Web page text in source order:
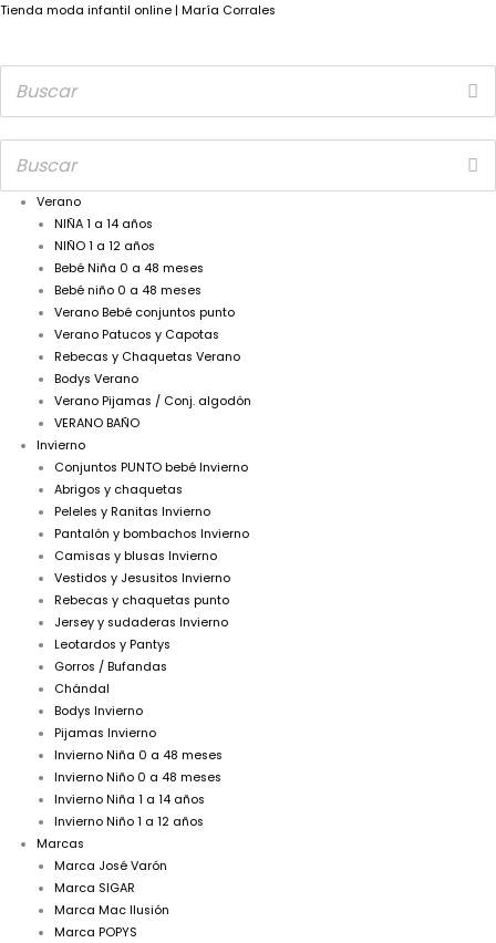
Tienda moda infantil online | María Corrales
Verano
NIÑA 1 a 14 años
NIÑO 1 a 12 años
Bebé Niña 0 a 48 meses
Bebé niño 0 a 48 meses
Verano Bebé conjuntos punto
Verano Patucos y Capotas
Rebecas y Chaquetas Verano
Bodys Verano
Verano Pijamas / Conj. algodón
VERANO BAÑO
Invierno
Conjuntos PUNTO bebé Invierno
Abrigos y chaquetas
Peleles y Ranitas Invierno
Pantalón y bombachos Invierno
Camisas y blusas Invierno
Vestidos y Jesusitos Invierno
Rebecas y chaquetas punto
Jersey y sudaderas Invierno
Leotardos y Pantys
Gorros / Bufandas
Chándal
Bodys Invierno
Pijamas Invierno
Invierno Niña 0 a 48 meses
Invierno Niño 0 a 48 meses
Invierno Niña 1 a 14 años
Invierno Niño 1 a 12 años
Marcas
Marca José Varón
Marca SIGAR
Marca Mac Ilusión
Marca POPYS